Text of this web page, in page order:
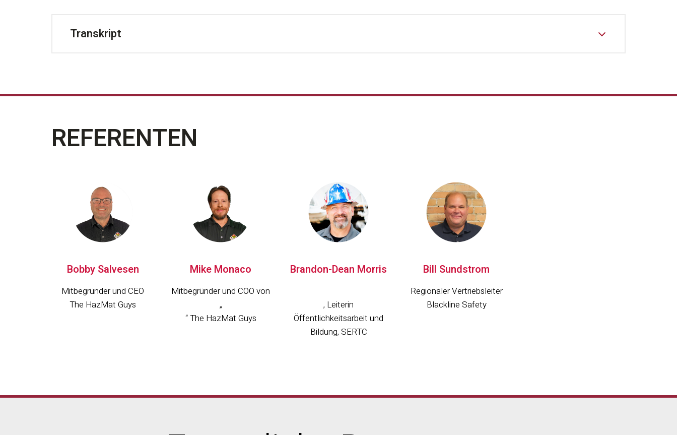
Transkript
REFERENTEN
Bobby Salvesen
Mitbegründer und CEO
The HazMat Guys
Mike Monaco
Mitbegründer und COO von
„
“ The HazMat Guys
Brandon-Dean Morris
, Leiterin
Öffentlichkeitsarbeit und
Bildung, SERTC
Bill Sundstrom
Regionaler Vertriebsleiter
Blackline Safety